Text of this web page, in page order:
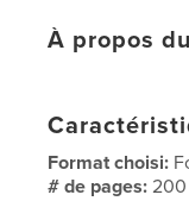
À propos
Format choisi:
# de pages:200